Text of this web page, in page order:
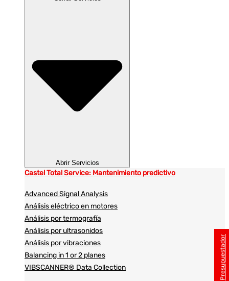
Abrir Servicios
Castel Total Service: Mantenimiento predictivo
Advanced Signal Analysis
Análisis eléctrico en motores
Análisis por termografía
Análisis por ultrasonidos​​
Análisis por vibraciones
Balancing in 1 or 2 planes
VIBSCANNER® Data Collection
Presupuestador